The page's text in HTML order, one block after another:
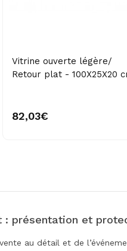
présentation et
au détail et de
Vitrine ouverte légère/
Retour plat - 100X25X20
82,03€